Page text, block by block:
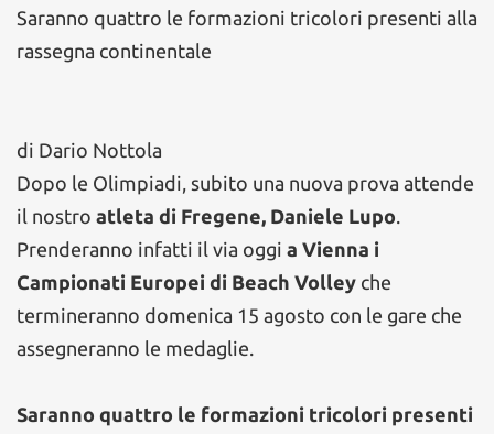
Saranno quattro le formazioni tricolori presenti alla
rassegna continentale
di Dario Nottola
Dopo le Olimpiadi, subito una nuova prova attende
il nostro atleta di Fregene, Daniele Lupo.
Prenderanno infatti il via oggi a Vienna i
Campionati Europei di Beach Volley che
termineranno domenica 15 agosto con le gare che
assegneranno le medaglie.
Saranno quattro le formazioni tricolori presenti